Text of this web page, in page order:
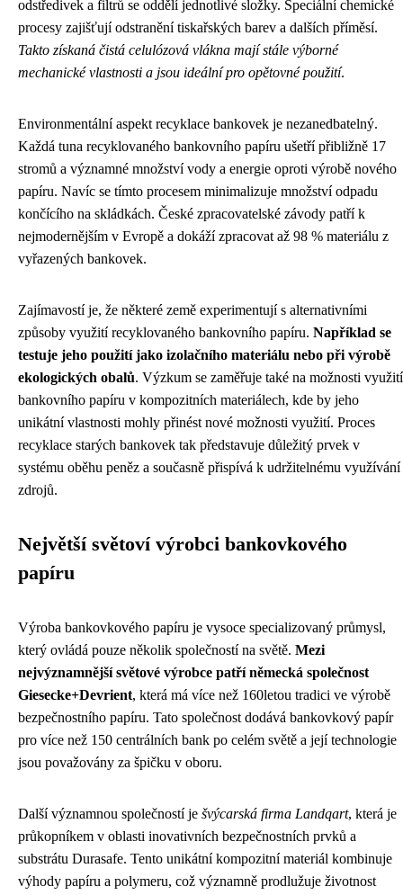
odstředivek a filtrů se oddělí jednotlivé složky. Speciální chemické
procesy zajišťují odstranění tiskařských barev a dalších příměsí.
Takto získaná čistá celulózová vlákna mají stále výborné
mechanické vlastnosti a jsou ideální pro opětovné použití.
Environmentální aspekt recyklace bankovek je nezanedbatelný.
Každá tuna recyklovaného bankovního papíru ušetří přibližně 17
stromů a významné množství vody a energie oproti výrobě nového
papíru. Navíc se tímto procesem minimalizuje množství odpadu
končícího na skládkách. České zpracovatelské závody patří k
nejmodernějším v Evropě a dokáží zpracovat až 98 % materiálu z
vyřazených bankovek.
Zajímavostí je, že některé země experimentují s alternativními
způsoby využití recyklovaného bankovního papíru. Například se
testuje jeho použití jako izolačního materiálu nebo při výrobě
ekologických obalů. Výzkum se zaměřuje také na možnosti využití
bankovního papíru v kompozitních materiálech, kde by jeho
unikátní vlastnosti mohly přinést nové možnosti využití. Proces
recyklace starých bankovek tak představuje důležitý prvek v
systému oběhu peněz a současně přispívá k udržitelnému využívání
zdrojů.
Největší světoví výrobci bankovkového
papíru
Výroba bankovkového papíru je vysoce specializovaný průmysl,
který ovládá pouze několik společností na světě. Mezi
nejvýznamnější světové výrobce patří německá společnost
Giesecke+Devrient, která má více než 160letou tradici ve výrobě
bezpečnostního papíru. Tato společnost dodává bankovkový papír
pro více než 150 centrálních bank po celém světě a její technologie
jsou považovány za špičku v oboru.
Další významnou společností je švýcarská firma Landqart, která je
průkopníkem v oblasti inovativních bezpečnostních prvků a
substrátu Durasafe. Tento unikátní kompozitní materiál kombinuje
výhody papíru a polymeru, což významně prodlužuje životnost